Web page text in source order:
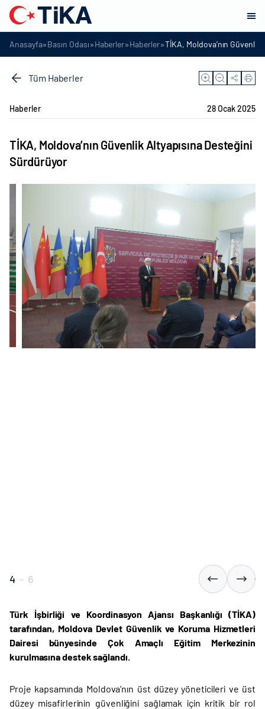
Anasayfa»Basın Odası»Haberler»Haberler»TİKA, Moldova’nın
Tüm Haberler
Haberler 28 Ocak 2025
TİKA, Moldova’nın Güvenlik Altyapısına Desteğini
Sürdürüyor
4 - 6
Türk İşbirliği ve Koordinasyon Ajansı Başkanlığı (TİKA)
tarafından, Moldova Devlet Güvenlik ve Koruma Hizmetleri
Dairesi bünyesinde Çok Amaçlı Eğitim Merkezinin
kurulmasına destek sağlandı.
Proje kapsamında Moldova’nın üst düzey yöneticileri ve üst
düzey misafirlerinin güvenliğini sağlamak için kritik bir rol